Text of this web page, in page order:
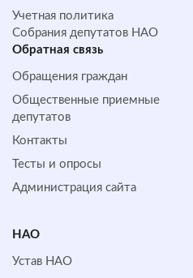
Учетная политика
Собрания депутатов НАО
Обратная cвязь
Обращения граждан
Общественные приемные
депутатов
Контакты
Тесты и опросы
Администрация сайта
НАО
Устав НАО